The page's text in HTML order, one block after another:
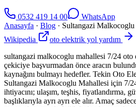
0532 419 14 00
WhatsApp
Anasayfa · Blog · Sultangazi
Wikipedia
oto elektrik yol yardım
sultangazi malkocoglu mahallesi 7/24 oto
çekiciye başvurmadan önce aracın
kaynağını bulmayı hedefler. Tekin Oto
Sultangazi Malkocoglu Mahallesi için 7/
ihtiyacını; ulaşım, teşhis, fiyatlandırma,
başlıklarıyla ayrı ayrı ele alır. Amaç